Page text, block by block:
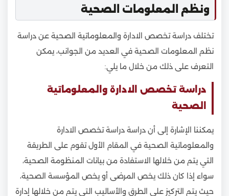
ونظم المعلومات الصحية
تختلف دراسة تخصص الادارة والمعلوماتية الصحية عن دراسة
نظم المعلومات الصحية في العديد من الجوانب، يمكن
التعرف على ذلك من خلال ما يلي:
دراسة تخصص الادارة والمعلوماتية
الصحية
يمكننا الإشارة إلى أن دراسة دراسة تخصص الادارة
والمعلوماتية الصحية في المقام الأول تقوم على الطريقة
التي يتم من خلالها الاستفادة من بيانات المنظومة الصحية،
سواء إذا كان ذلك يخص المرضى أو يخص المؤسسة الصحية،
حيث يتم التركيز على الطرق والأساليب التي يتم من خلالها إدارة